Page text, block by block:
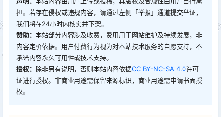
担。若存在侵权或违规内容，请通过左侧「举报」通道提交举证，
我们将在24小时内核实并下架。
赞助： 本站部分内容涉及收费，费用用于网站维护及持续发展，非
内容定价依据。用户付费行为视为对本站技术服务的自愿支持，不
承诺内容永久可用性或技术支持。
授权： 除非另有说明，否则本站内容依据CC BY-NC-SA 4.0许可
证进行授权。非商业用途需保留来源标识，商业用途需申请书面授
权。